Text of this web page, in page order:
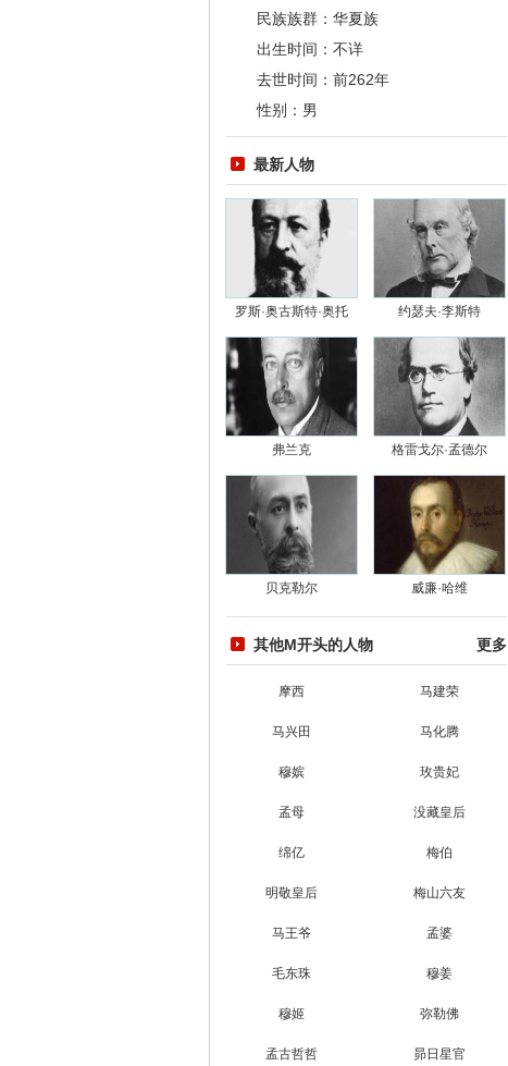
民族族群：华夏族
出生时间：不详
去世时间：前262年
性别：男
最新人物
罗斯·奥古斯特·奥托 约瑟夫·李斯特
弗兰克 格雷戈尔·孟德尔
贝克勒尔 威廉·哈维
其他M开头的人物 更多
摩西 马建荣
马兴田 马化腾
穆嫔 玫贵妃
孟母 没藏皇后
绵亿 梅伯
明敬皇后 梅山六友
马王爷 孟婆
毛东珠 穆姜
穆姬 弥勒佛
孟古哲哲 昴日星官